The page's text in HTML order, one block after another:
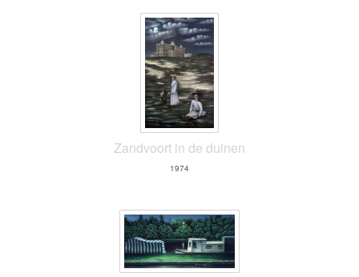
Zandvoort in de duinen
1974